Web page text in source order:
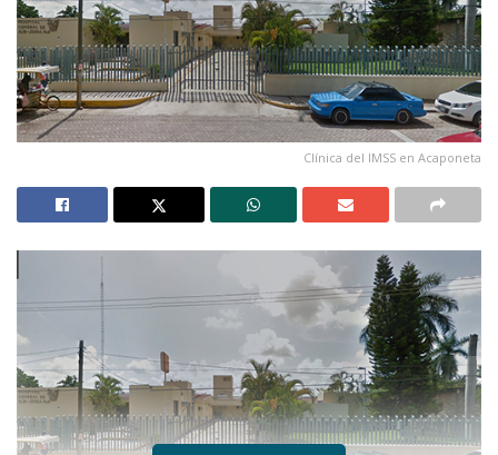
Clínica del IMSS en Acaponeta